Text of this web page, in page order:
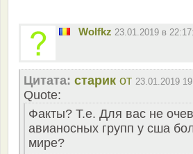
Wolfkz 23.01.2019 в
Цитата: старик от 23.01.2019
Quote:
Факты? Т.е. Для вас не
авианосных групп у сша
мире?